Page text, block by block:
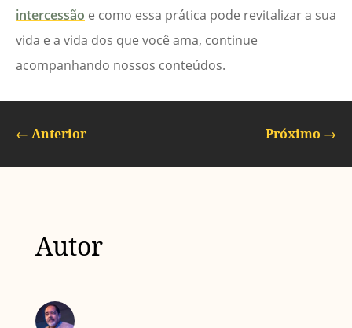
intercessão e como essa prática pode revitalizar a sua
vida e a vida dos que você ama, continue
acompanhando nossos conteúdos.
← Anterior Próximo →
Autor